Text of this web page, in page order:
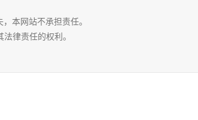
本网站不承担责任。
律责任的权利。